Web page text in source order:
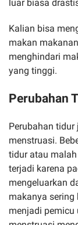
luar biasa
Kalian bisa
makan
menghindari
yang tinggi.
Perubahan
Perubahan
menstruasi.
tidur atau
terjadi karena
mengeluarkan
makanya sering
menjadi